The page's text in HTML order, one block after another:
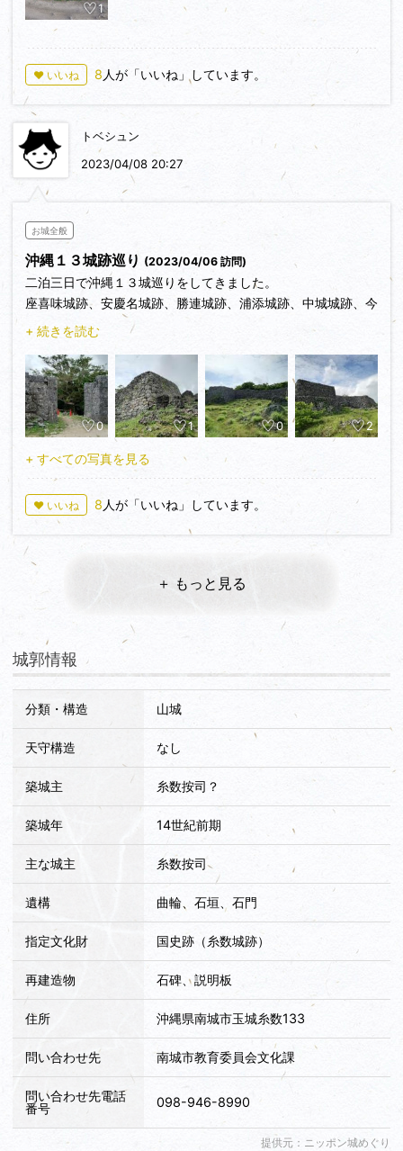
1
♥ いいね 8 人が「いいね」しています。
トベシュン
2023/04/08 20:27
お城全般
沖縄１３城跡巡り (2023/04/06 訪問)
二泊三日で沖縄１３城巡りをしてきました。
座喜味城跡、安慶名城跡、勝連城跡、浦添城跡、中城城跡、今
帰仁城跡、首里城、具志川城跡、南山城跡、知念城跡、垣花城
+ 続きを読む
0 1 0 2
+ すべての写真を見る
♥ いいね 8 人が「いいね」しています。
＋ もっと見る
城郭情報
分類・構造 山城
天守構造 なし
築城主 糸数按司？
築城年 14世紀前期
主な城主 糸数按司
遺構 曲輪、石垣、石門
指定文化財 国史跡（糸数城跡）
再建造物 石碑、説明板
住所 沖縄県南城市玉城糸数133
問い合わせ先 南城市教育委員会文化課
問い合わせ先電話
番号
098-946-8990
提供元：ニッポン城めぐり